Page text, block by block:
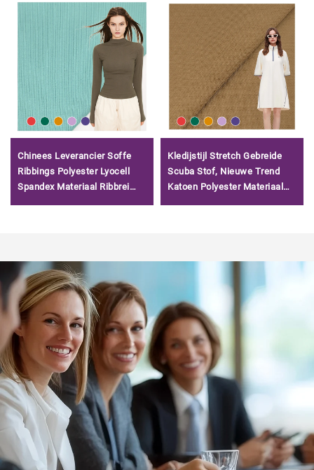
Chinees Leverancier Soffe
Ribbings Polyester Lyocell
Spandex Materiaal Ribbrei
Kledijstijl Stretch Gebreide
Scuba Stof, Nieuwe Trend
Katoen Polyester Materiaal